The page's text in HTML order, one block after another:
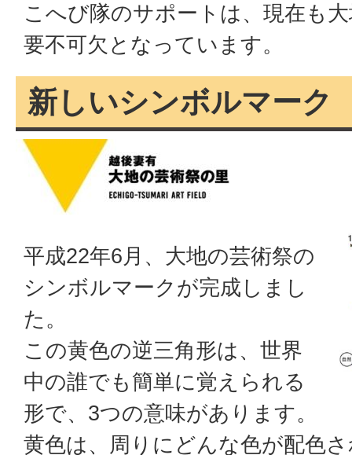
こへび隊のサポートは、現在も
要不可欠となっています。
新しいシンボルマーク
平成22年6月、大地の芸術祭の
シンボルマークが完成しまし
た。
この黄色の逆三角形は、世界
中の誰でも簡単に覚えられる
形で、3つの意味があります。
黄色は、周りにどんな色が配色